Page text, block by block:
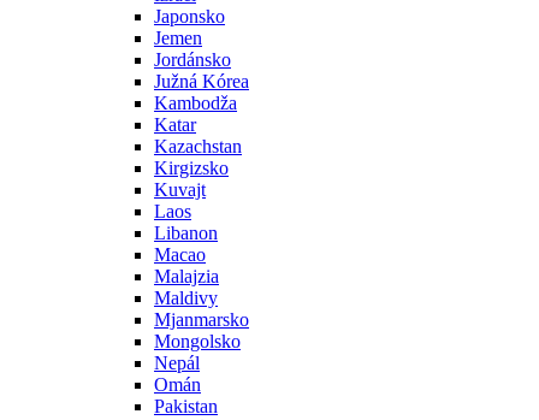
Japonsko
Jemen
Jordánsko
Južná Kórea
Kambodža
Katar
Kazachstan
Kirgizsko
Kuvajt
Laos
Libanon
Macao
Malajzia
Maldivy
Mjanmarsko
Mongolsko
Nepál
Omán
Pakistan